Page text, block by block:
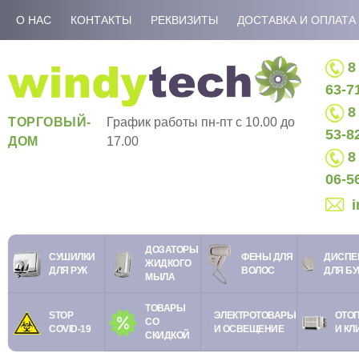
О НАС КОНТАКТЫ РЕКВИЗИТЫ ДОСТАВКА И ОПЛАТА
ТОРГОВЫЙ-
ДОМ
График работы пн-пт c 10.00 до
17.00
8
63-
8
53-
8
06-
СУШИЛКИ
ДЛЯ РУК
ДОЗАТОРЫ
ЖИДКОГО
МЫЛА
ФЕНЫ ДЛЯ
ВОЛОС
ДЛЯ
STOP
COVID-19
ТОВАРЫ
СО
СКИДКОЙ
ЭЛЕКТРОТОВАРЫ
И ОСВЕЩЕНИЕ
И